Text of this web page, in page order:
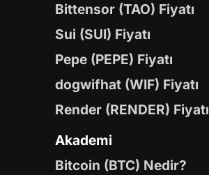
Bittensor (TAO) Fiyatı
Sui (SUI) Fiyatı
Pepe (PEPE) Fiyatı
dogwifhat (WIF) Fiyatı
Render (RENDER) Fiyatı
Akademi
Bitcoin (BTC) Nedir?